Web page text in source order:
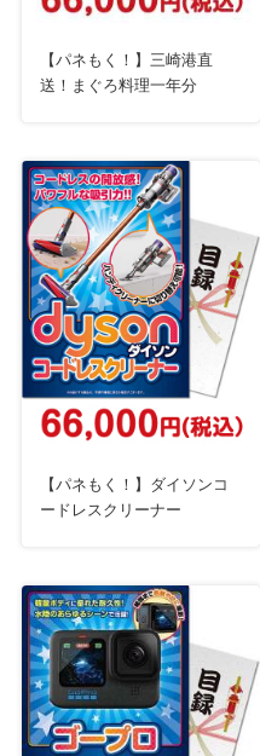
【パネもく！】三崎港直
送！まぐろ料理一年分
【パネもく！】ダイソンコ
ードレスクリーナー